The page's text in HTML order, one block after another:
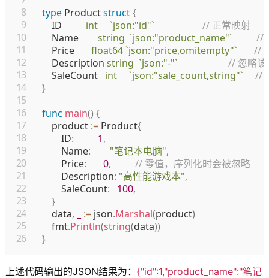
type Product struct{
	ID
int `json:"id"`
// 正常映射
	Name
string `json:"product_name"`
//
	Price
float64`json:"price,omitempty"`
//
	Description
string `json:"-"`
// 忽略该
	SaleCount
int `json:"sale_count,string"`
//
}
func main() {
	product
:= Product{
		ID
: 1,
		Name
: "笔记本电脑",
		Price
: 0,
// 零值，序列化时会被忽略
		Description
: "高性能游戏本",
		SaleCount
: 100,
}
	data
, := json.Marshal(product)
	fmt
.Println(string(data))
}
上述代码输出的JSON结果为： {"id":1,"product_name":"笔记